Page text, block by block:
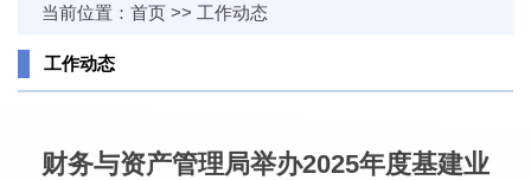
当前位置： 首页 >> 工作动态
工作动态
财务与资产管理局举办2025年度基建业